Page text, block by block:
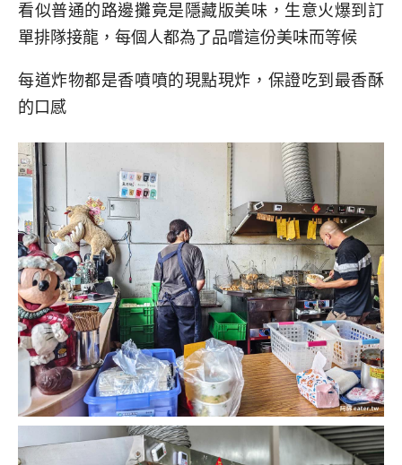
看似普通的路邊攤竟是隱藏版美味，生意火爆到訂
單排隊接龍，每個人都為了品嚐這份美味而等候
每道炸物都是香噴噴的現點現炸，保證吃到最香酥
的口感